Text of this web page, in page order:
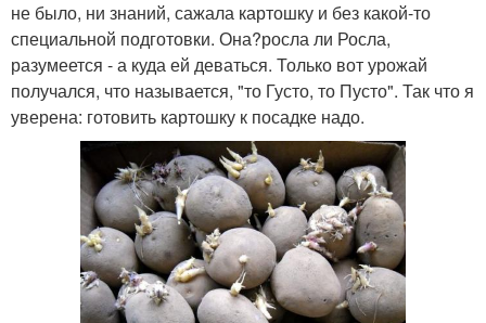
не было, ни знаний, сажала картошку и без какой-то
специальной подготовки. Она?росла ли Росла,
разумеется - а куда ей деваться. Только вот урожай
получался, что называется, "то Густо, то Пусто". Так что я
уверена: готовить картошку к посадке надо.